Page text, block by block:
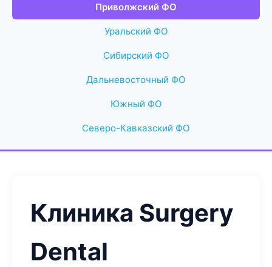
Приволжский ФО
Уральский ФО
Сибирский ФО
Дальневосточный ФО
Южный ФО
Северо-Кавказский ФО
Клиника Surgery
Dental